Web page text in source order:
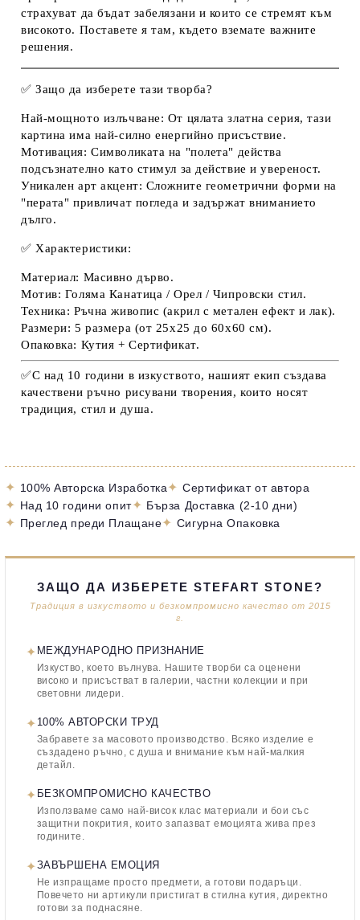
страхуват да бъдат забелязани и които се стремят към
високото. Поставете я там, където вземате важните
решения.
✅Защо да изберете тази творба?
Най-мощното излъчване: От цялата златна серия, тази
картина има най-силно енергийно присъствие.
Мотивация: Символиката на "полета" действа
подсъзнателно като стимул за действие и увереност.
Уникален арт акцент: Сложните геометрични форми на
"перата" привличат погледа и задържат вниманието
дълго.
✅ Характеристики:
Материал: Масивно дърво.
Мотив: Голяма Канатица / Орел / Чипровски стил.
Техника: Ръчна живопис (акрил с метален ефект и лак).
Размери: 5 размера (от 25х25 до 60х60 см).
Опаковка: Кутия + Сертификат.
✅С над 10 години в изкуството, нашият екип създава
качествени ръчно рисувани творения, които носят
традиция, стил и душа.
✦ 100% Авторска Изработка✦ Сертификат от автора
✦ Над 10 години опит✦ Бърза Доставка (2-10 дни)
✦ Преглед преди Плащане✦ Сигурна Опаковка
ЗАЩО ДА ИЗБЕРЕТЕ STEFART STONE?
Традиция в изкуството и безкомпромисно качество от 2015
г.
✦ МЕЖДУНАРОДНО ПРИЗНАНИЕ
Изкуство, което вълнува. Нашите творби са оценени
високо и присъстват в галерии, частни колекции и при
световни лидери.
✦ 100% АВТОРСКИ ТРУД
Забравете за масовото производство. Всяко изделие е
създадено ръчно, с душа и внимание към най-малкия
детайл.
✦ БЕЗКОМПРОМИСНО КАЧЕСТВО
Използваме само най-висок клас материали и бои със
защитни покрития, които запазват емоцията жива през
годините.
✦ЗАВЪРШЕНА ЕМОЦИЯ
Не изпращаме просто предмети, а готови подаръци.
Повечето ни артикули пристигат в стилна кутия, директно
готови за поднасяне.